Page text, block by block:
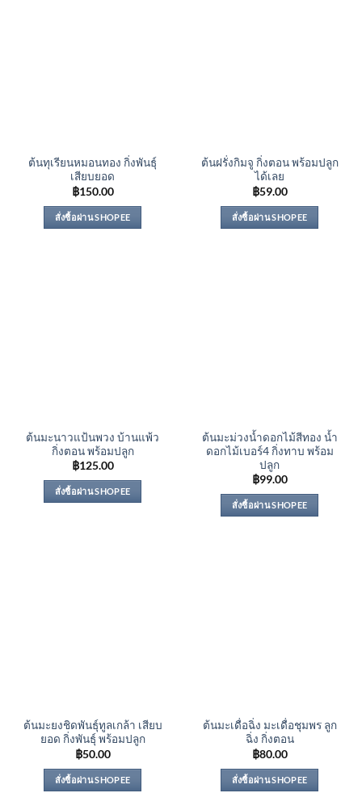
ต้นทุเรียนหมอนทอง กิ่งพันธุ์
เสียบยอด
฿150.00
สั่งซื้อผ่าน SHOPEE
ต้นฝรั่งกิมจู กิ่งตอน พร้อมปลูก
ได้เลย
฿59.00
สั่งซื้อผ่าน SHOPEE
ต้นมะนาวแป้นพวง บ้านแพ้ว
กิ่งตอน พร้อมปลูก
฿125.00
สั่งซื้อผ่าน SHOPEE
ต้นมะม่วงน้ำดอกไม้สีทอง น้ำ
ดอกไม้เบอร์4 กิ่งทาบ พร้อม
ปลูก
฿99.00
สั่งซื้อผ่าน SHOPEE
ต้นมะยงชิดพันธุ์ทูลเกล้า เสียบ
ยอด กิ่งพันธุ์ พร้อมปลูก
฿50.00
สั่งซื้อผ่าน SHOPEE
ต้นมะเดื่อฉิ่ง มะเดื่อชุมพร ลูก
ฉิ่ง กิ่งตอน
฿80.00
สั่งซื้อผ่าน SHOPEE